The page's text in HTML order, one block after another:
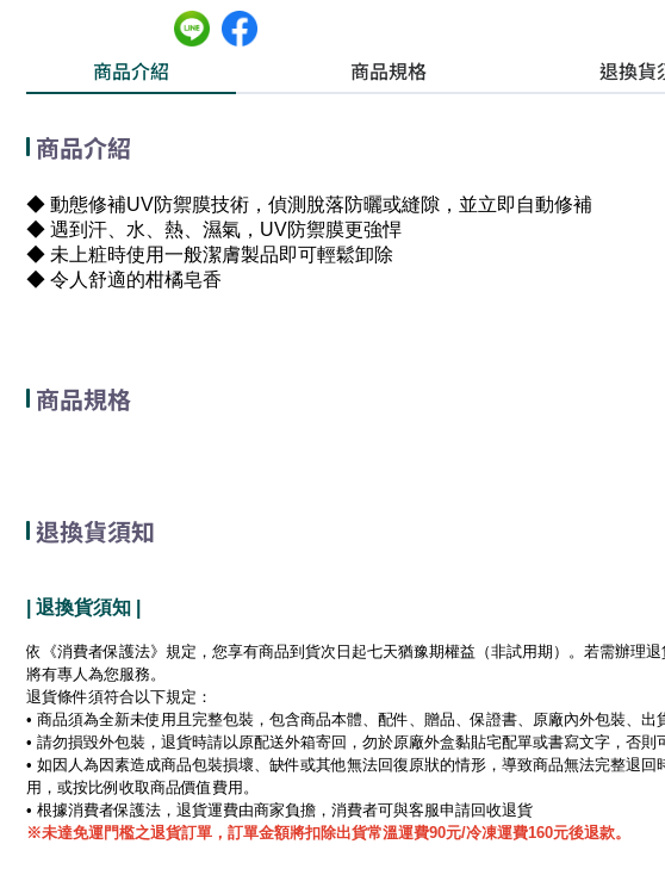
商品介紹 商品規格 退換貨
商品介紹
◆ 動態修補UV防禦膜技術，偵測脫落防曬或縫隙，並立即自動修補
◆ 遇到汗、水、熱、濕氣，UV防禦膜更強悍
◆ 未上粧時使用一般潔膚製品即可輕鬆卸除
◆ 令人舒適的柑橘皂香
商品規格
退換貨須知
| 退換貨須知 |
依《消費者保護法》規定，您享有商品到貨次日起七天猶豫期權益（非試用期）。若需辦理
將有專人為您服務。
退貨條件須符合以下規定：
• 商品須為全新未使用且完整包裝，包含商品本體、配件、贈品、保證書、原廠內外包裝、出
• 請勿損毀外包裝，退貨時請以原配送外箱寄回，勿於原廠外盒黏貼宅配單或書寫文字，否則
• 如因人為因素造成商品包裝損壞、缺件或其他無法回復原狀的情形，導致商品無法完整退
用，或按比例收取商品價值費用。
• 根據消費者保護法，退貨運費由商家負擔，消費者可與客服申請回收退貨
※未達免運門檻之退貨訂單，訂單金額將扣除出貨常溫運費90元/冷凍運費160元後退款。